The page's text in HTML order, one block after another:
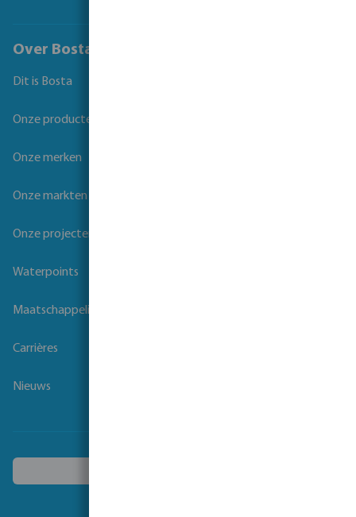
Over Bosta
Dit is Bosta
Onze producten
Onze merken
Onze markten
Onze projecten
Waterpoints
Maatschappelijk verantwoord ondernemen
Carrières
Nieuws